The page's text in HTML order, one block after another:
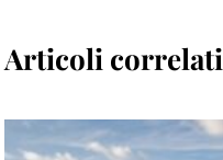
Articoli correlati